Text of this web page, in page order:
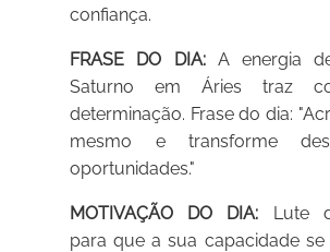
confiança.
FRASE DO DIA:A energia
Saturno em Áries traz
determinação. Frase do dia:
mesmo e transforme
oportunidades."
MOTIVAÇÃO DO DIA: Lute
para que a sua capacidade se